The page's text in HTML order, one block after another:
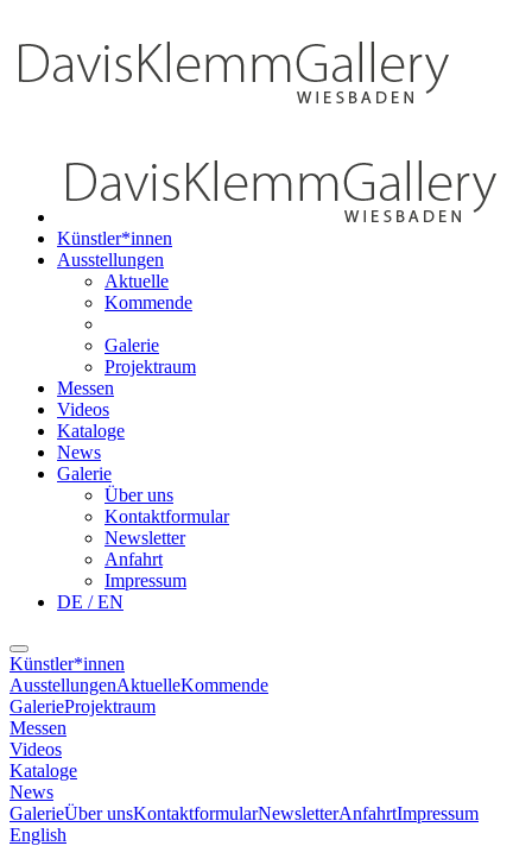
Künstler*innen
Ausstellungen
Aktuelle
Kommende
Galerie
Projektraum
Messen
Videos
Kataloge
News
Galerie
Über uns
Kontaktformular
Newsletter
Anfahrt
Impressum
DE / EN
Künstler*innen
AusstellungenAktuelleKommende
GalerieProjektraum
Messen
Videos
Kataloge
News
GalerieÜber unsKontaktformularNewsletterAnfahrtImpressum
English